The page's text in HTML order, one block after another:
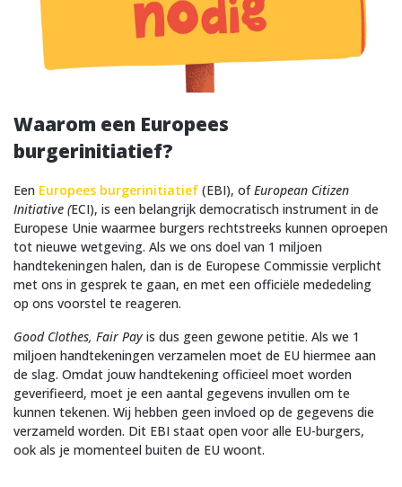
Waarom een Europees
burgerinitiatief?
Een Europees burgerinitiatief (EBI), ofEuropean Citizen
Initiative (ECI), is een belangrijk democratisch instrument in de
Europese Unie waarmee burgers rechtstreeks kunnen oproepen
tot nieuwe wetgeving. Als we ons doel van 1 miljoen
handtekeningen halen, dan is de Europese Commissie verplicht
met ons in gesprek te gaan, en met een officiële mededeling
op ons voorstel te reageren.
Good Clothes, Fair Pay is dus geen gewone petitie. Als we 1
miljoen handtekeningen verzamelen moet de EU hiermee aan
de slag. Omdat jouw handtekening officieel moet worden
geverifieerd, moet je een aantal gegevens invullen om te
kunnen tekenen. Wij hebben geen invloed op de gegevens die
verzameld worden. Dit EBI staat open voor alle EU-burgers,
ook als je momenteel buiten de EU woont.